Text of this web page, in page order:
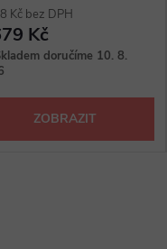
Kč bez DPH
Kč
doručíme 10. 8.
ZOBRAZIT